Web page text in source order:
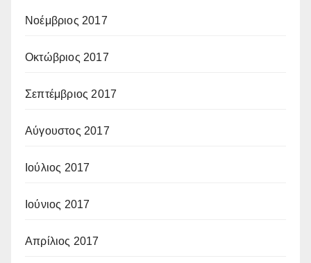
Νοέμβριος 2017
Οκτώβριος 2017
Σεπτέμβριος 2017
Αύγουστος 2017
Ιούλιος 2017
Ιούνιος 2017
Απρίλιος 2017